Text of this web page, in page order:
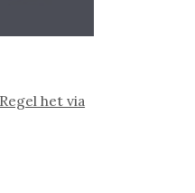
het via